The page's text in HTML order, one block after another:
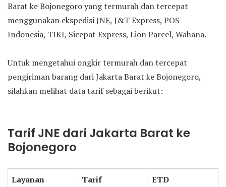
Barat ke Bojonegoro yang termurah dan tercepat
menggunakan ekspedisi JNE, J&T Express, POS
Indonesia, TIKI, Sicepat Express, Lion Parcel, Wahana.
Untuk mengetahui ongkir termurah dan tercepat
pengiriman barang dari Jakarta Barat ke Bojonegoro,
silahkan melihat data tarif sebagai berikut:
Tarif JNE dari Jakarta Barat ke
Bojonegoro
Layanan Tarif
ETD